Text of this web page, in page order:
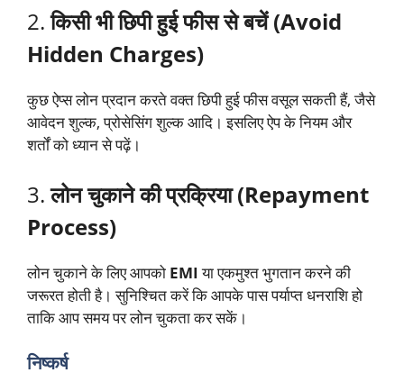
2.किसी भी छिपी हुई फीस से बचें (Avoid
Hidden Charges)
कुछ ऐप्स लोन प्रदान करते वक्त छिपी हुई फीस वसूल सकती हैं, जैसे
आवेदन शुल्क, प्रोसेसिंग शुल्क आदि। इसलिए ऐप के नियम और
शर्तों को ध्यान से पढ़ें।
3.लोन चुकाने की प्रक्रिया (Repayment
Process)
लोन चुकाने के लिए आपको EMI या एकमुश्त भुगतान करने की
जरूरत होती है। सुनिश्चित करें कि आपके पास पर्याप्त धनराशि हो
ताकि आप समय पर लोन चुकता कर सकें।
निष्कर्ष